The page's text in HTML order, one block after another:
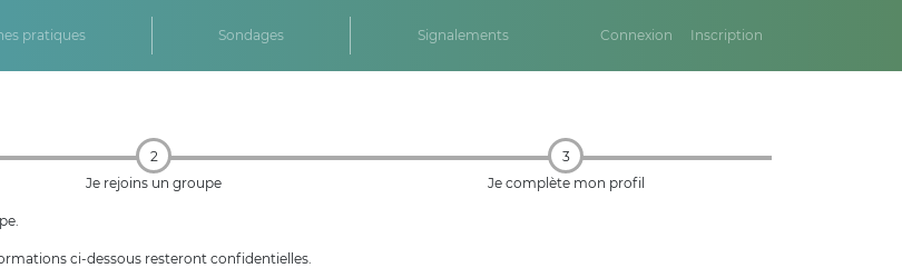
pratiques Sondages Signalements Connexion Inscription
2
Je rejoins un groupe
3
Je complète mon profil
ci-dessous resteront confidentielles.